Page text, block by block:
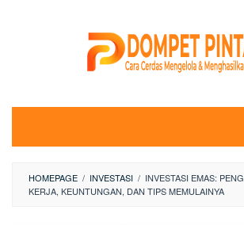
HOMEPAGE / INVESTASI / INVESTASI EMAS:
KERJA, KEUNTUNGAN, DAN TIPS MEMULAINYA